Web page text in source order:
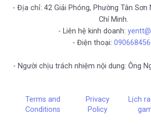
- Địa chỉ: 42 Giải Phóng, Phường Tân Sơn
Chí Minh.
- Liên hệ kinh doanh:
- Điện thoại:
- Người chịu trách nhiệm nội dung: Ông
Terms and
Conditions
Privacy
Policy
Lịch